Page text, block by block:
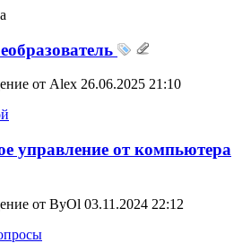
от Alex 26.06.2025 21:10
управление от компьютера
от ByOl 03.11.2024 22:12